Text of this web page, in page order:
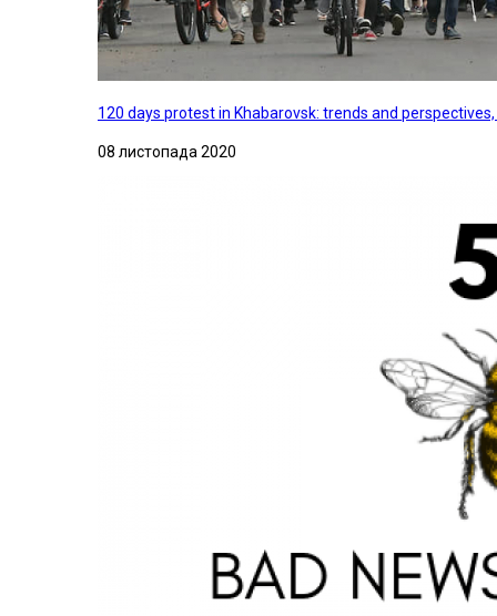
120 days protest in Khabarovsk: trends and
08 листопада 2020